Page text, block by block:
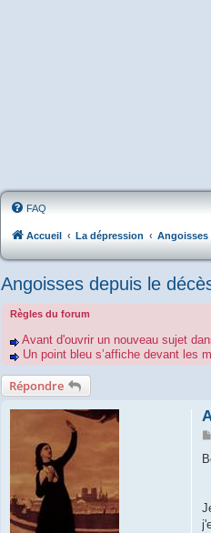
FAQ
Accueil La dépression Angoisses
Angoisses depuis le
Règles du forum
Avant d'ouvrir un nouveau sujet
Un point bleu s’affiche devant les
Répondre